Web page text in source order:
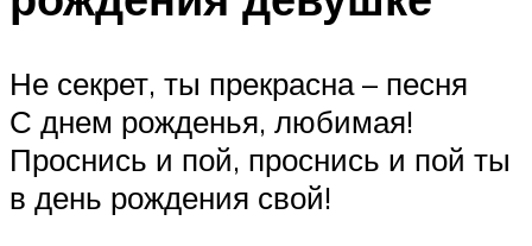
Не секрет, ты прекрасна – песня
С днем рожденья, любимая!
Проснись и пой, проснись и пой ты
в день рождения свой!